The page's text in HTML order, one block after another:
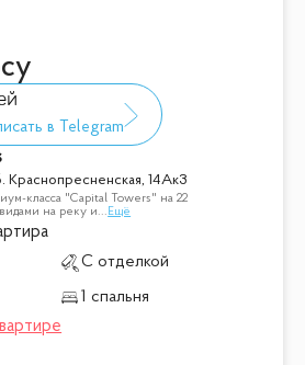
Краснопресненская, 14Ак3
класса "Сapital Towers" на 22
на реку и... Ещё
С отделкой
1 спальня